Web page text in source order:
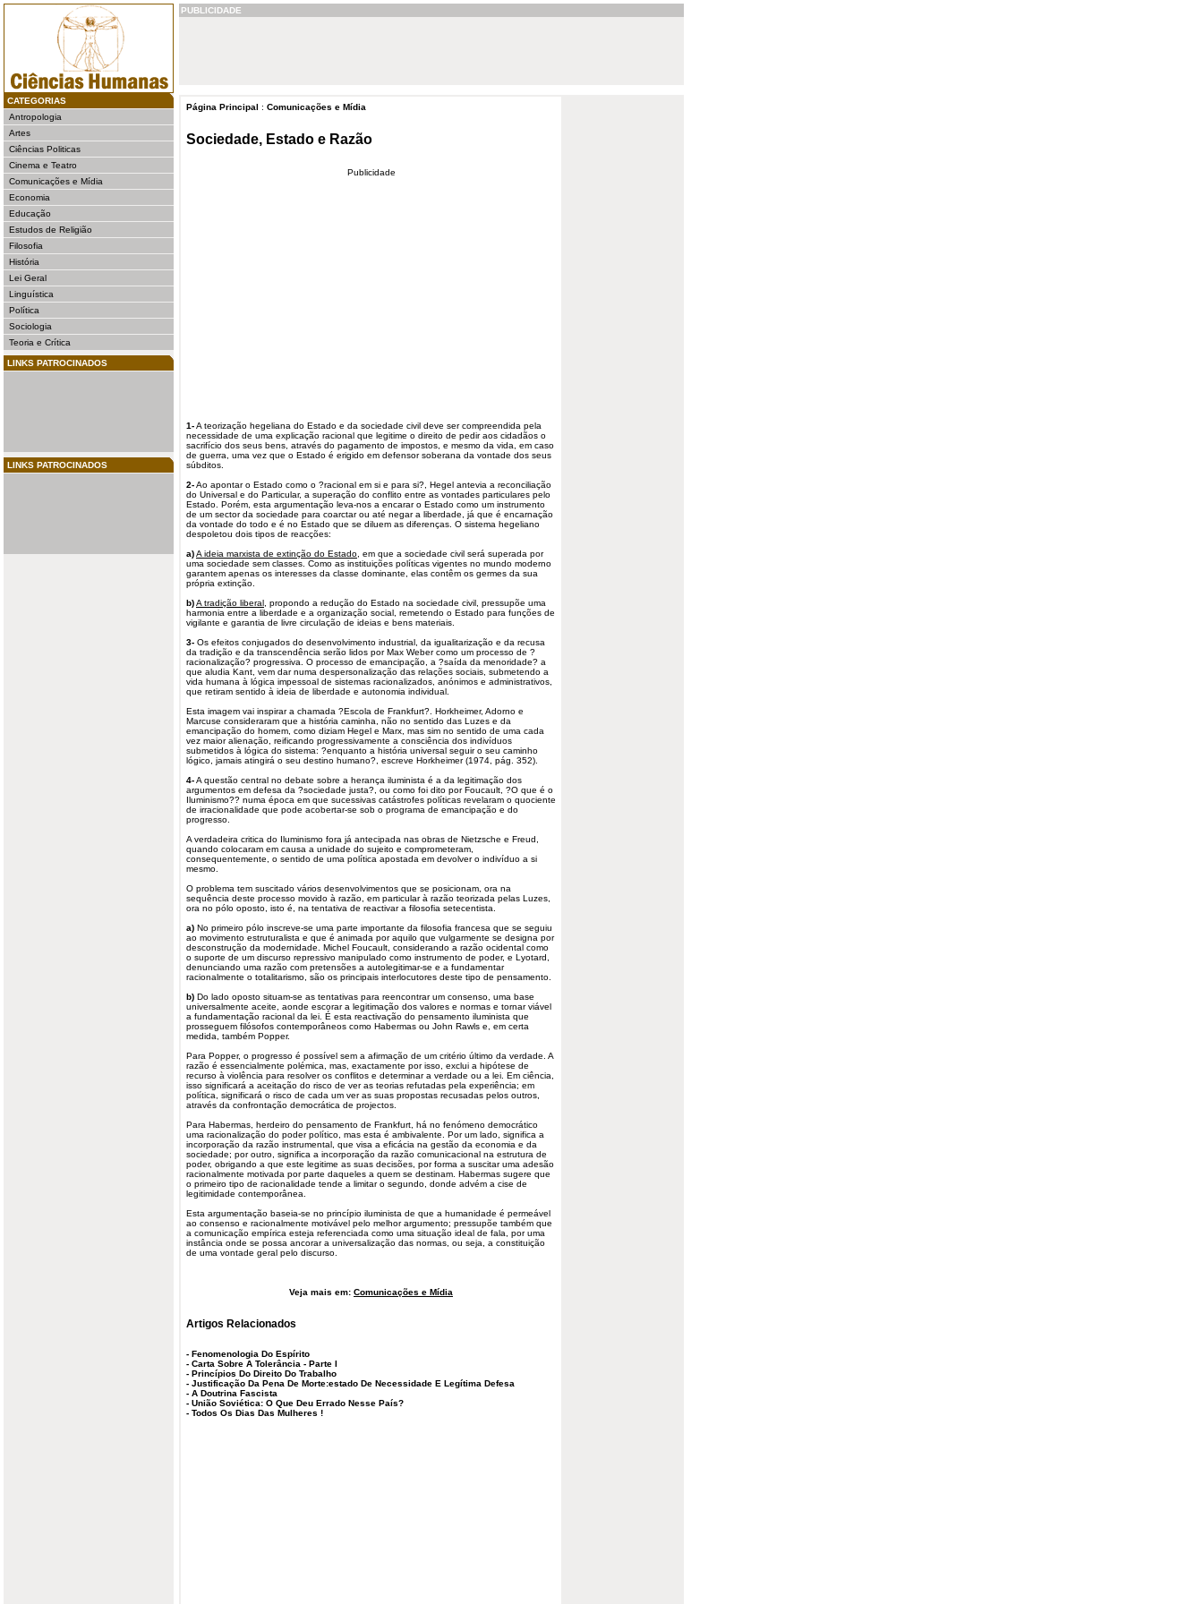
CATEGORIAS
Antropologia
Artes
Ciências Politicas
Cinema e Teatro
Comunicações e Mídia
Economia
Educação
Estudos de Religião
Filosofia
História
Lei Geral
Linguística
Política
Sociologia
Teoria e Crítica
LINKS PATROCINADOS
LINKS PATROCINADOS
PUBLICIDADE
Página Principal : Comunicações e Mídia
Sociedade, Estado e Razão
Publicidade
1-A teorização hegeliana do Estado e da sociedade civil deve ser compreendida pela
necessidade de uma explicação racional que legitime o direito de pedir aos cidadãos o
sacrifício dos seus bens, através do pagamento de impostos, e mesmo da vida, em caso
de guerra, uma vez que o Estado é erigido em defensor soberana da vontade dos seus
súbditos.
2-Ao apontar o Estado como o ?racional em si e para si?, Hegel antevia a reconciliação
do Universal e do Particular, a superação do conflito entre as vontades particulares pelo
Estado. Porém, esta argumentação leva-nos a encarar o Estado como um instrumento
de um sector da sociedade para coarctar ou até negar a liberdade , já que é encarnação
da vontade do todo e é no Estado que se diluem as diferenças. O sistema hegeliano
despoletou dois tipos de reacções:
a)A ideia marxista de extinção do Estado , em que a sociedade civil será superada por
uma sociedade sem classes. Como as instituições políticas vigentes no mundo moderno
garantem apenas os interesses da classe dominante, elas contêm os germes da sua
própria extinção.
b)A tradição liberal , propondo a redução do Estado na sociedade civil, pressupõe uma
harmonia entre a liberdade e a organização social, remetendo o Estado para funções de
vigilante e garantia de livre circulação de ideias e bens materiais.
3- Os efeitos conjugados do desenvolvimento industrial, da igualitarização e da recusa
da tradição e da transcendência serão lidos por Max Weber como um processo de ?
racionalização? progressiva. O processo de emancipação, a ?saída da menoridade? a
que aludia Kant, vem dar numa despersonalização das relações sociais, submetendo a
vida humana à lógica impessoal de sistemas racionalizados, anónimos e administrativos,
que retiram sentido à ideia de liberdade e autonomia individual.
Esta imagem vai inspirar a chamada ?Escola de Frankfurt?. Horkheimer, Adorno e
Marcuse consideraram que a história caminha, não no sentido das Luzes e da
emancipação do homem, como diziam Hegel e Marx, mas sim no sentido de uma cada
vez maior alienação, reificando progressivamente a consciência dos indivíduos
submetidos à lógica do sistema: ?enquanto a história universal seguir o seu caminho
lógico, jamais atingirá o seu destino humano?, escreve Horkheimer (1974, pág. 352).
4-A questão central no debate sobre a herança iluminista é a da legitimação dos
argumentos em defesa da ?sociedade justa?, ou como foi dito por Foucault, ?O que é o
Iluminismo?? numa época em que sucessivas catástrofes políticas revelaram o quociente
de irracionalidade que pode acobertar-se sob o programa de emancipação e do
progresso.
A verdadeira critica do Iluminismo fora já antecipada nas obras de Nietzsche e Freud,
quando colocaram em causa a unidade do sujeito e comprometeram,
consequentemente, o sentido de uma política apostada em devolver o indivíduo a si
mesmo.
O problema tem suscitado vários desenvolvimentos que se posicionam, ora na
sequência deste processo movido à razão, em particular à razão teorizada pelas Luzes,
ora no pólo oposto, isto é, na tentativa de reactivar a filosofia setecentista.
a) No primeiro pólo inscreve-se uma parte importante da filosofia francesa que se seguiu
ao movimento estruturalista e que é animada por aquilo que vulgarmente se designa por
desconstrução da modernidade. Michel Foucault, considerando a razão ocidental como
o suporte de um discurso repressivo manipulado como instrumento de poder, e Lyotard,
denunciando uma razão com pretensões a autolegitimar-se e a fundamentar
racionalmente o totalitarismo, são os principais interlocutores deste tipo de pensamento
b) Do lado oposto situam-se as tentativas para reencontrar um consenso, uma base
universalmente aceite, aonde escorar a legitimação dos valores e normas e tornar viável
a fundamentação racional da lei. É esta reactivação do pensamento iluminista que
prosseguem filósofos contemporâneos como Habermas ou John Rawls e, em certa
medida, também Popper.
Para Popper, o progresso é possível sem a afirmação de um critério último da verdade. A
razão é essencialmente polémica, mas, exactamente por isso, exclui a hipótese de
recurso à violência para resolver os conflitos e determinar a verdade ou a lei. Em ciência,
isso significará a aceitação do risco de ver as teorias refutadas pela experiência; em
política, significará o risco de cada um ver as suas propostas recusadas pelos outros,
através da confrontação democrática de projectos.
Para Habermas, herdeiro do pensamento de Frankfurt, há no fenómeno democrático
uma racionalização do poder político, mas esta é ambivalente. Por um lado, significa a
incorporação da razão instrumental, que visa a eficácia na gestão da economia e da
sociedade; por outro, significa a incorporação da razão comunicacional na estrutura de
poder, obrigando a que este legitime as suas decisões, por forma a suscitar uma adesão
racionalmente motivada por parte daqueles a quem se destinam. Habermas sugere que
o primeiro tipo de racionalidade tende a limitar o segundo, donde advém a cise de
legitimidade contemporânea.
Esta argumentação baseia-se no princípio iluminista de que a humanidade é permeável
ao consenso e racionalmente motivável pelo melhor argumento; pressupõe também que
a comunicação empírica esteja referenciada como uma situação ideal de fala, por uma
instância onde se possa ancorar a universalização das normas, ou seja, a constituição
de uma vontade geral pelo discurso.
Veja mais em: Comunicações e Mídia
Artigos Relacionados
- Fenomenologia Do Espírito
- Carta Sobre A Tolerância - Parte I
- Princípios Do Direito Do Trabalho
- Justificação Da Pena De Morte:estado De Necessidade E Legítima Defesa
- A Doutrina Fascista
- União Soviética: O Que Deu Errado Nesse País?
- Todos Os Dias Das Mulheres !